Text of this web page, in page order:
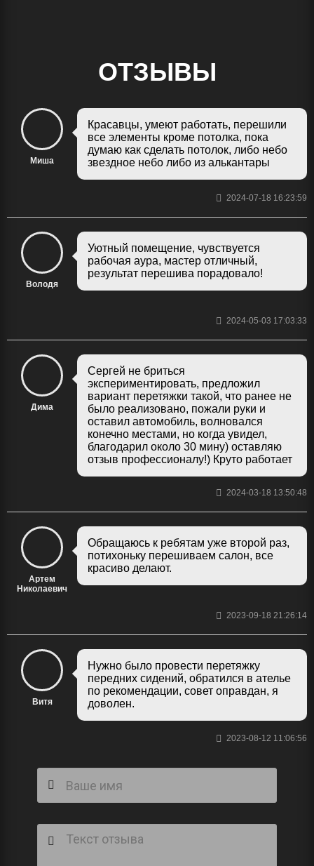
ОТЗЫВЫ
Миша
Красавцы, умеют работать, перешили
все элементы кроме потолка, пока
думаю как сделать потолок, либо небо
звездное небо либо из алькантары
2024-07-18 16:23:59
Володя
Уютный помещение, чувствуется
рабочая аура, мастер отличный,
результат перешива порадовало!
2024-05-03 17:03:33
Дима
Сергей не бриться
экспериментировать, предложил
вариант перетяжки такой, что ранее не
было реализовано, пожали руки и
оставил автомобиль, волновался
конечно местами, но когда увидел,
благодарил около 30 мину) оставляю
отзыв профессионалу!) Круто работает
2024-03-18 13:50:48
Артем
Николаевич
Обращаюсь к ребятам уже второй раз,
потихоньку перешиваем салон, все
красиво делают.
2023-09-18 21:26:14
Витя
Нужно было провести перетяжку
передних сидений, обратился в ателье
по рекомендации, совет оправдан, я
доволен.
2023-08-12 11:06:56